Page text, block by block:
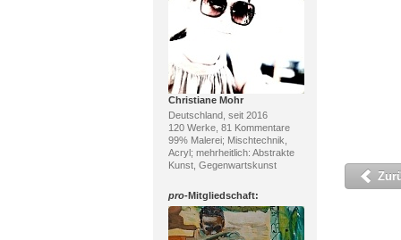
Christiane Mohr
Deutschland, seit 2016
120 Werke, 81 Kommentare
99% Malerei; Mischtechnik,
Acryl; mehrheitlich: Abstrakte
Kunst, Gegenwartskunst
pro-Mitgliedschaft: